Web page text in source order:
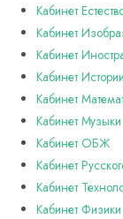
Кабинет
Кабинет
Кабинет
Кабинет
Кабинет
Кабинет Музыки
Кабинет ОБЖ
Кабинет
Кабинет
Кабинет Физики